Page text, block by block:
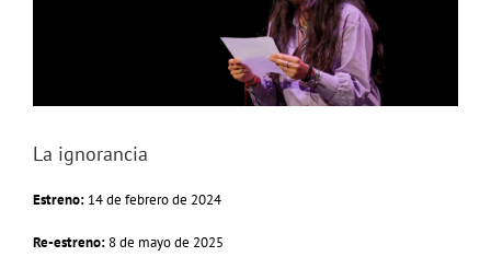
La ignorancia
Estreno: 14 de febrero de 2024
Re-estreno: 8 de mayo de 2025